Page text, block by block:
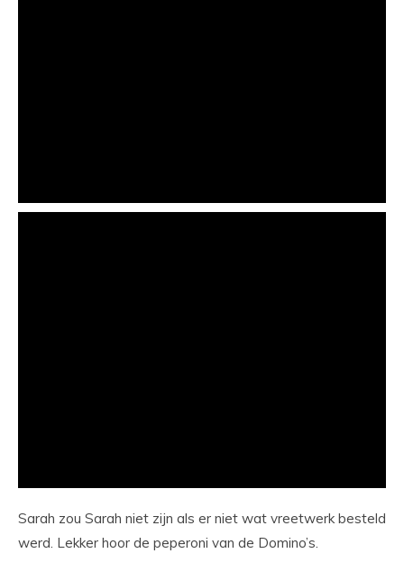
Sarah zou Sarah niet zijn als er niet wat vreetwerk besteld
werd. Lekker hoor de peperoni van de Domino’s.